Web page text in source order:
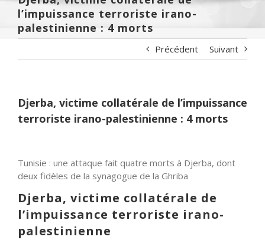
l’impuissance terroriste irano-
palestinienne : 4 morts
Précédent Suivant
Djerba, victime collatérale de l’impuissance
terroriste irano-palestinienne : 4 morts
Tunisie : une attaque fait quatre morts à Djerba, dont
deux fidèles de la synagogue de la Ghriba
Djerba, victime collatérale de
l’impuissance terroriste irano-
palestinienne